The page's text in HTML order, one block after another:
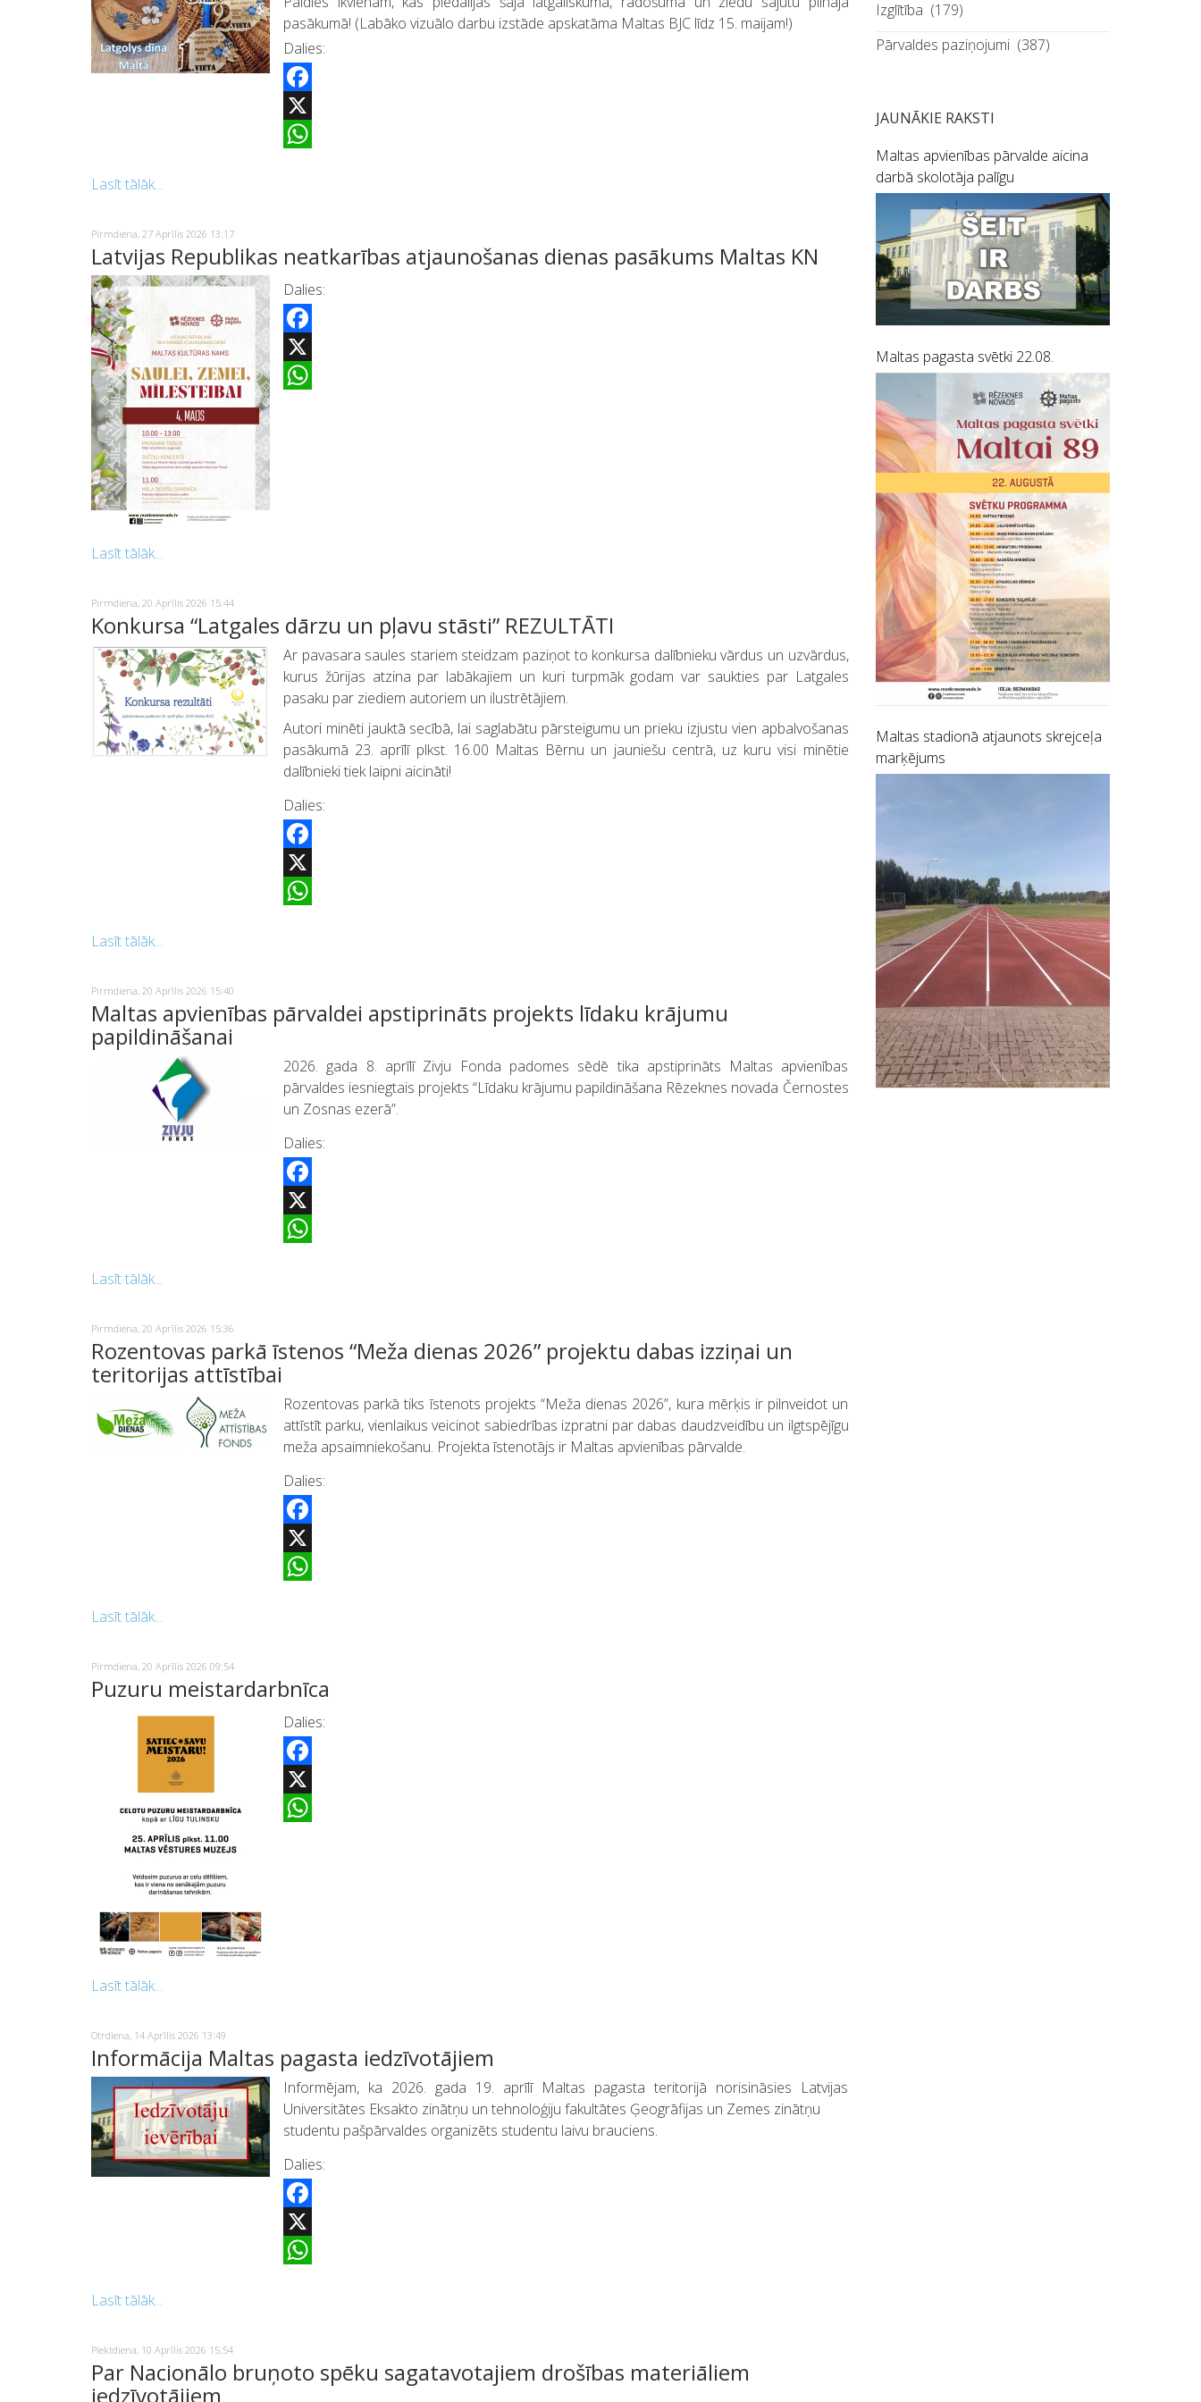
pasākumā! (Labāko vizuālo darbu izstāde apskatāma Maltas BJC līdz 15. maijam!)
Dalies:
Facebook
X
Lasīt tālāk...
Pirmdiena, 27 Aprīlis 2026 13:17
Latvijas Republikas neatkarības atjaunošanas dienas pasākums Maltas KN
Dalies:
Facebook
X
Lasīt tālāk...
Pirmdiena, 20 Aprīlis 2026 15:44
Konkursa “Latgales dārzu un pļavu stāsti” REZULTĀTI
Ar pavasara saules stariem steidzam paziņot to konkursa dalībnieku vārdus un uzvārdus,
kurus žūrijas atzina par labākajiem un kuri turpmāk godam var saukties par Latgales
pasaku par ziediem autoriem un ilustrētājiem.
Autori minēti jauktā secībā, lai saglabātu pārsteigumu un prieku izjustu vien apbalvošanas
pasākumā 23. aprīlī plkst. 16.00 Maltas Bērnu un jauniešu centrā, uz kuru visi minētie
dalībnieki tiek laipni aicināti!
Dalies:
Facebook
X
Lasīt tālāk...
Pirmdiena, 20 Aprīlis 2026 15:40
Maltas apvienības pārvaldei apstiprināts projekts līdaku krājumu
papildināšanai
2026. gada 8. aprīlī Zivju Fonda padomes sēdē tika apstiprināts Maltas apvienības
pārvaldes iesniegtais projekts “Līdaku krājumu papildināšana Rēzeknes novada Černostes
un Zosnas ezerā”.
Dalies:
Facebook
X
Lasīt tālāk...
Pirmdiena, 20 Aprīlis 2026 15:36
Rozentovas parkā īstenos “Meža dienas 2026” projektu dabas izziņai un
teritorijas attīstībai
Rozentovas parkā tiks īstenots projekts “Meža dienas 2026”, kura mērķis ir pilnveidot un
attīstīt parku, vienlaikus veicinot sabiedrības izpratni par dabas daudzveidību un ilgtspējīgu
meža apsaimniekošanu. Projekta īstenotājs ir Maltas apvienības pārvalde.
Dalies:
Facebook
X
Lasīt tālāk...
Pirmdiena, 20 Aprīlis 2026 09:54
Puzuru meistardarbnīca
Dalies:
Facebook
X
Lasīt tālāk...
Otrdiena, 14 Aprīlis 2026 13:49
Informācija Maltas pagasta iedzīvotājiem
Informējam, ka 2026. gada 19. aprīlī Maltas pagasta teritorijā norisināsies Latvijas
Universitātes Eksakto zinātņu un tehnoloģiju fakultātes Ģeogrāfijas un Zemes zinātņu
studentu pašpārvaldes organizēts studentu laivu brauciens.
Dalies:
Facebook
X
Lasīt tālāk...
Piektdiena, 10 Aprīlis 2026 15:54
Par Nacionālo bruņoto spēku sagatavotajiem drošības materiāliem
iedzīvotājiem
Izglītība (179)
Pārvaldes paziņojumi (387)
JAUNĀKIE RAKSTI
Maltas apvienības pārvalde aicina
darbā skolotāja palīgu
Maltas pagasta svētki 22.08.
Maltas stadionā atjaunots skrejceļa
marķējums